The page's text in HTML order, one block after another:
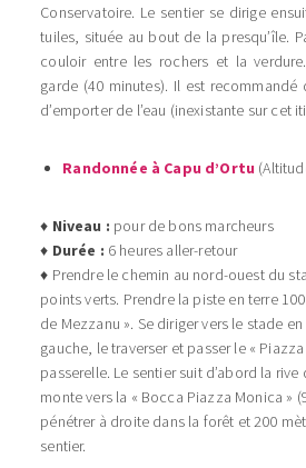
Conservatoire. Le sentier se dirige
tuiles, située au bout de la presqu’île.
couloir entre les rochers et la
garde (40 minutes). Il est
d’emporter de l’eau (inexistante sur cet
Randonnée à Capu d’Ortu
♦ Niveau : pour de bons marcheurs
♦ Durée : 6 heures aller-retour
♦ Prendre le chemin au nord-ouest du
points verts. Prendre la piste en terre
de Mezzanu ». Se diriger vers le stade
gauche, le traverser et passer le «
passerelle. Le sentier suit d’abord la
monte vers la « Bocca Piazza Monica »
pénétrer à droite dans la forêt et 200
sentier.